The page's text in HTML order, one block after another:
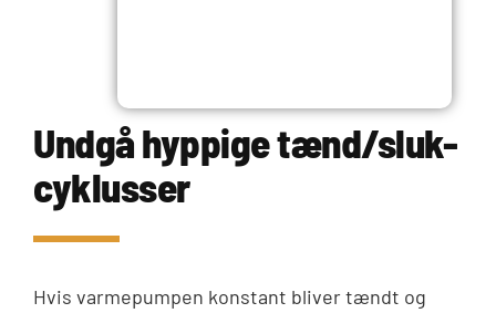
Undgå hyppige tænd/sluk-
cyklusser
Hvis varmepumpen konstant bliver tændt og